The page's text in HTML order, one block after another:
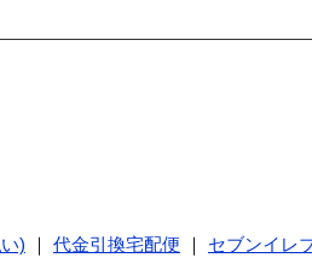
) 代金引換宅配便
セブンイレ